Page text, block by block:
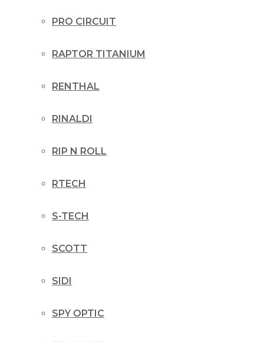
PRO CIRCUIT
RAPTOR TITANIUM
RENTHAL
RINALDI
RIP N ROLL
RTECH
S-TECH
SCOTT
SIDI
SPY OPTIC